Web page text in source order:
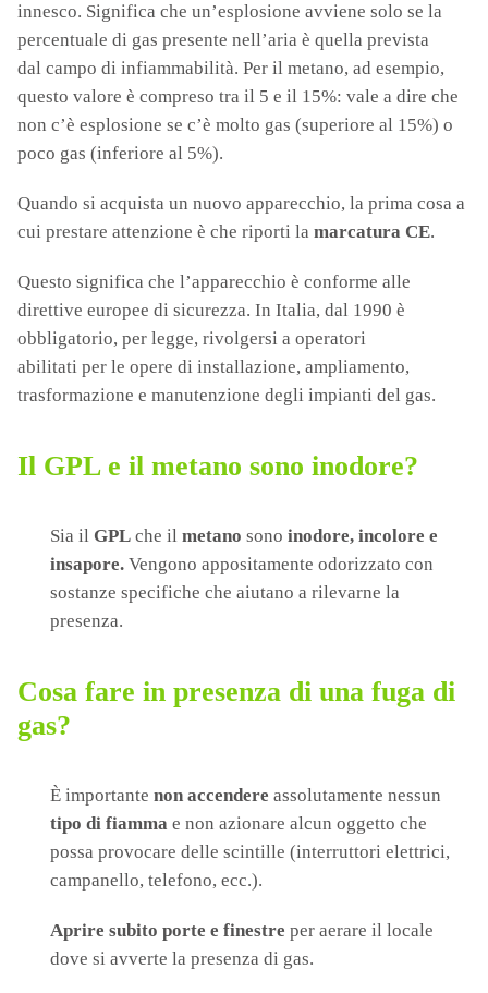
innesco. Significa che un’esplosione avviene solo se la
percentuale di gas presente nell’aria è quella prevista
dal campo di infiammabilità. Per il metano, ad esempio,
questo valore è compreso tra il 5 e il 15%: vale a dire che
non c’è esplosione se c’è molto gas (superiore al 15%) o
poco gas (inferiore al 5%).
Quando si acquista un nuovo apparecchio, la prima cosa a
cui prestare attenzione è che riporti la marcatura CE.
Questo significa che l’apparecchio è conforme alle
direttive europee di sicurezza. In Italia, dal 1990 è
obbligatorio, per legge, rivolgersi a operatori
abilitati per le opere di installazione, ampliamento,
trasformazione e manutenzione degli impianti del gas.
Il GPL e il metano sono inodore?
Sia il GPL che il metano sono inodore, incolore e
insapore. Vengono appositamente odorizzato con
sostanze specifiche che aiutano a rilevarne la
presenza.
Cosa fare in presenza di una fuga di
gas?
È importante non accendere assolutamente nessun
tipo di fiamma e non azionare alcun oggetto che
possa provocare delle scintille (interruttori elettrici,
campanello, telefono, ecc.).
Aprire subito porte e finestre per aerare il locale
dove si avverte la presenza di gas.